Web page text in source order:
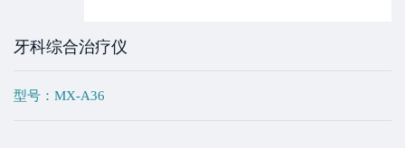
牙科综合治疗仪
型号：MX-A36